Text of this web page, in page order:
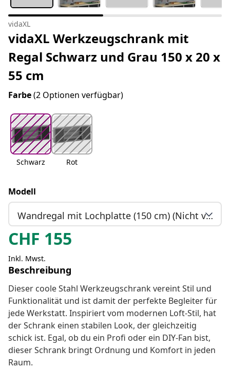
vidaXL
vidaXL Werkzeugschrank mit
Regal Schwarz und Grau 150 x 20 x
55 cm
Farbe(2 Optionen verfügbar)
Schwarz Rot
Modell
Wandregal mit Lochplatte (150 cm) (Nicht vorrätig)
CHF 155
Inkl. Mwst.
Beschreibung
Dieser coole Stahl Werkzeugschrank vereint Stil und
Funktionalität und ist damit der perfekte Begleiter für
jede Werkstatt. Inspiriert vom modernen Loft-Stil, hat
der Schrank einen stabilen Look, der gleichzeitig
schick ist. Egal, ob du ein Profi oder ein DIY-Fan bist,
dieser Schrank bringt Ordnung und Komfort in jeden
Raum.